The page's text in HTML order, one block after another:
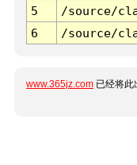
5
/source/
6
/source/
www.365jz.com 已经将此